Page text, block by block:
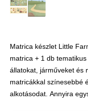
Matrica készlet Little
matrica + 1 db
állatokat, járműveket és
matricákkal színesebbé
alkotásodat. Annyira